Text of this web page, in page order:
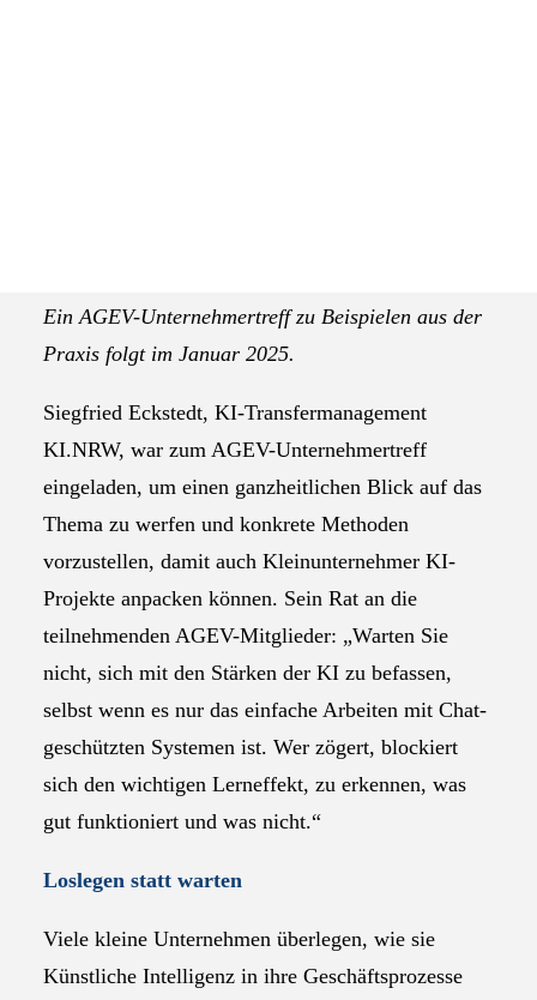
Ein AGEV-Unternehmertreff zu Beispielen aus der
Praxis folgt im Januar 2025.
Siegfried Eckstedt, KI-Transfermanagement
KI.NRW, war zum AGEV-Unternehmertreff
eingeladen, um einen ganzheitlichen Blick auf das
Thema zu werfen und konkrete Methoden
vorzustellen, damit auch Kleinunternehmer KI-
Projekte anpacken können. Sein Rat an die
teilnehmenden AGEV-Mitglieder: „Warten Sie
nicht, sich mit den Stärken der KI zu befassen,
selbst wenn es nur das einfache Arbeiten mit Chat-
geschützten Systemen ist. Wer zögert, blockiert
sich den wichtigen Lerneffekt, zu erkennen, was
gut funktioniert und was nicht.“
Loslegen statt warten
Viele kleine Unternehmen überlegen, wie sie
Künstliche Intelligenz in ihre Geschäftsprozesse